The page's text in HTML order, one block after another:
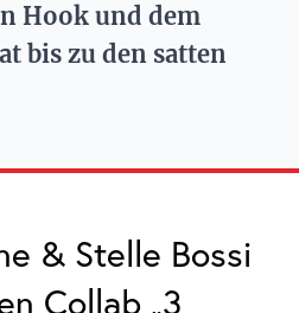
Hook und dem
bis zu den satten
& Stelle Bossi
Collab „3